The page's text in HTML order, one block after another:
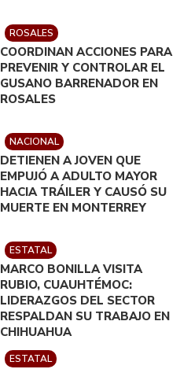
ROSALES
COORDINAN ACCIONES PARA
PREVENIR Y CONTROLAR EL
GUSANO BARRENADOR EN
ROSALES
NACIONAL
DETIENEN A JOVEN QUE
EMPUJÓ A ADULTO MAYOR
HACIA TRÁILER Y CAUSÓ SU
MUERTE EN MONTERREY
ESTATAL
MARCO BONILLA VISITA
RUBIO, CUAUHTÉMOC:
LIDERAZGOS DEL SECTOR
RESPALDAN SU TRABAJO EN
CHIHUAHUA
ESTATAL